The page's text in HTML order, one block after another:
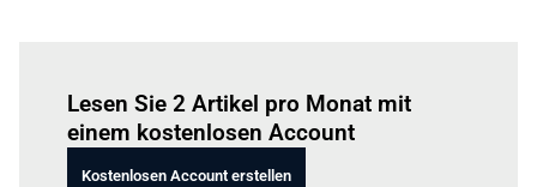
Lesen Sie 2 Artikel pro Monat mit
einem kostenlosen Account
Kostenlosen Account erstellen